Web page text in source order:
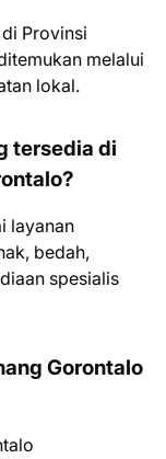
Provinsi
melalui
lokal.
tersedia di
layanan
bedah,
spesialis
Gorontalo